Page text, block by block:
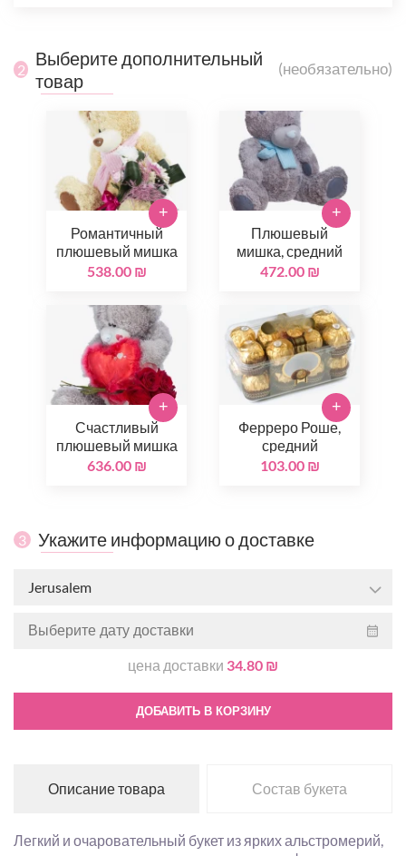
2
Выберите дополнительный
товар
(необязательно)
Романтичный
плюшевый мишка
538.00 ₪
+
Плюшевый
мишка, средний
472.00 ₪
+
Счастливый
плюшевый мишка
636.00 ₪
+
Ферреро Роше,
средний
103.00 ₪
+
3 Укажите информацию о доставке
Jerusalem
цена доставки 34.80 ₪
ДОБАВИТЬ В КОРЗИНУ
Описание товара Состав букета
Легкий и очаровательный букет из ярких альстромерий,